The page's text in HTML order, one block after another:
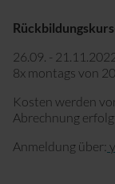
26.09. -
8x montags von
Kosten werden
Abrechnung
Anmeldung über: